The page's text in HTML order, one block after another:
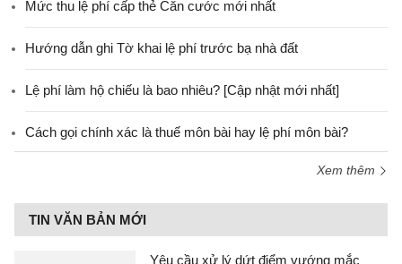
Mức thu lệ phí cấp thẻ Căn cước mới nhất
Hướng dẫn ghi Tờ khai lệ phí trước bạ nhà đất
Lệ phí làm hộ chiếu là bao nhiêu? [Cập nhật mới nhất]
Cách gọi chính xác là thuế môn bài hay lệ phí môn bài?
Xem thêm
TIN VĂN BẢN MỚI
Yêu cầu xử lý dứt điểm vướng mắc